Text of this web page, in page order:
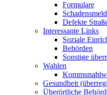
Formulare
Defekte
Interessante Links
Soziale
Behörden
Sonstige
Wahlen
Gesundheit
Überörtliche